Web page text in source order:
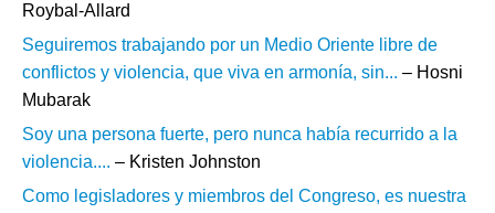
Roybal-Allard
Seguiremos trabajando por un Medio Oriente libre de
conflictos y violencia, que viva en armonía, sin... – Hosni
Mubarak
Soy una persona fuerte, pero nunca había recurrido a la
violencia.... – Kristen Johnston
Como legisladores y miembros del Congreso, es nuestra